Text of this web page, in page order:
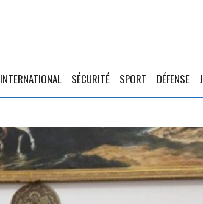
INTERNATIONAL SÉCURITÉ SPORT DÉFENSE